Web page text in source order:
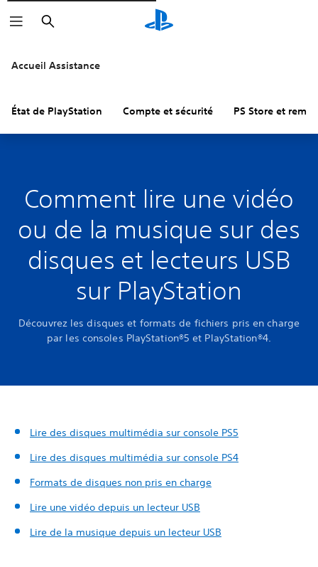
Rechercher
Accueil Assistance
État de PlayStation Compte et sécurité PS Store et
Comment lire une vidéo
ou de la musique sur des
disques et lecteurs USB
sur PlayStation
Découvrez les disques et formats de fichiers pris en charge
par les consoles PlayStation®5 et PlayStation®4.
Lire des disques multimédia sur console PS5
Lire des disques multimédia sur console PS4
Formats de disques non pris en charge
Lire une vidéo depuis un lecteur USB
Lire de la musique depuis un lecteur USB